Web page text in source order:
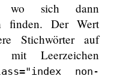
sich dann
finden. Der Wert
Stichwörter auf
mit Leerzeichen
non-